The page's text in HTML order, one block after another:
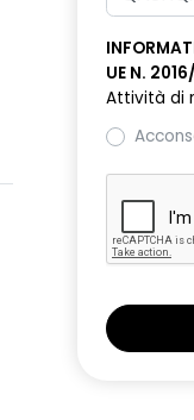
UE N.
Attività di